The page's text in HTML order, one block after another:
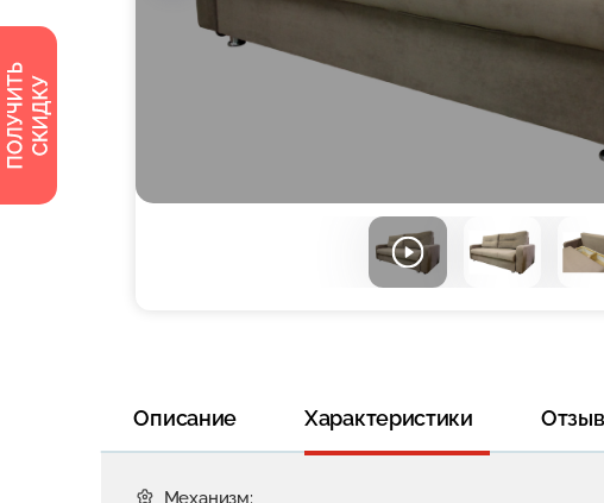
Описание Характеристики
Механизм: